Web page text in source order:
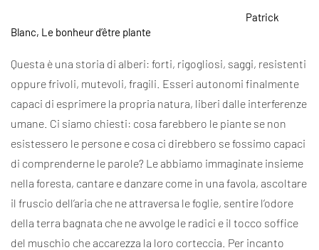
Patrick
Blanc, Le bonheur d’être plante
Questa è una storia di alberi: forti, rigogliosi, saggi, resistenti
oppure frivoli, mutevoli, fragili. Esseri autonomi finalmente
capaci di esprimere la propria natura, liberi dalle interferenze
umane. Ci siamo chiesti: cosa farebbero le piante se non
esistessero le persone e cosa ci direbbero se fossimo capaci
di comprenderne le parole? Le abbiamo immaginate insieme
nella foresta, cantare e danzare come in una favola, ascoltare
il fruscio dell’aria che ne attraversa le foglie, sentire l’odore
della terra bagnata che ne avvolge le radici e il tocco soffice
del muschio che accarezza la loro corteccia. Per incanto